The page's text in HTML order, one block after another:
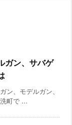
ガン、サバゲ
ン、モデルガン、
町で ...